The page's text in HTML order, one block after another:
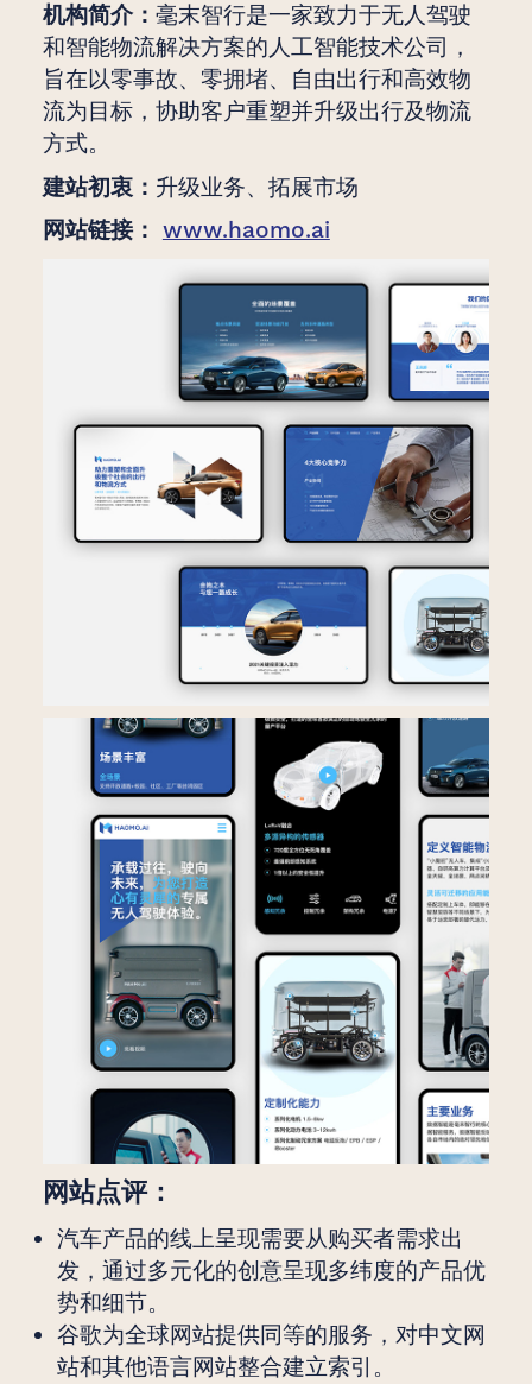
机构简介： 毫末智行是一家致力于无人驾驶
和智能物流解决方案的人工智能技术公司，
旨在以零事故、零拥堵、自由出行和高效物
流为目标，协助客户重塑并升级出行及物流
方式。
建站初衷： 升级业务、拓展市场
网站链接： www.haomo.ai
网站点评：
汽车产品的线上呈现需要从购买者需求出
发，通过多元化的创意呈现多纬度的产品优
势和细节。
谷歌为全球网站提供同等的服务，对中文网
站和其他语言网站整合建立索引。